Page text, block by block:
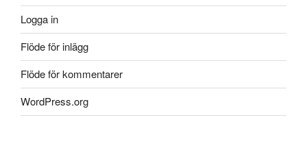
Logga in
Flöde för inlägg
Flöde för kommentarer
WordPress.org